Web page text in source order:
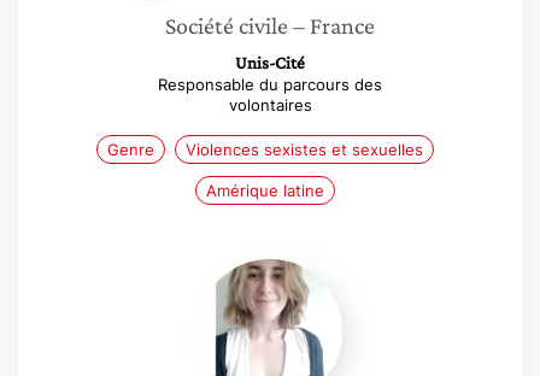
Société civile – France
Unis-Cité
Responsable du parcours des
volontaires
Genre Violences sexistes et sexuelles
Amérique latine
Marie
Véron